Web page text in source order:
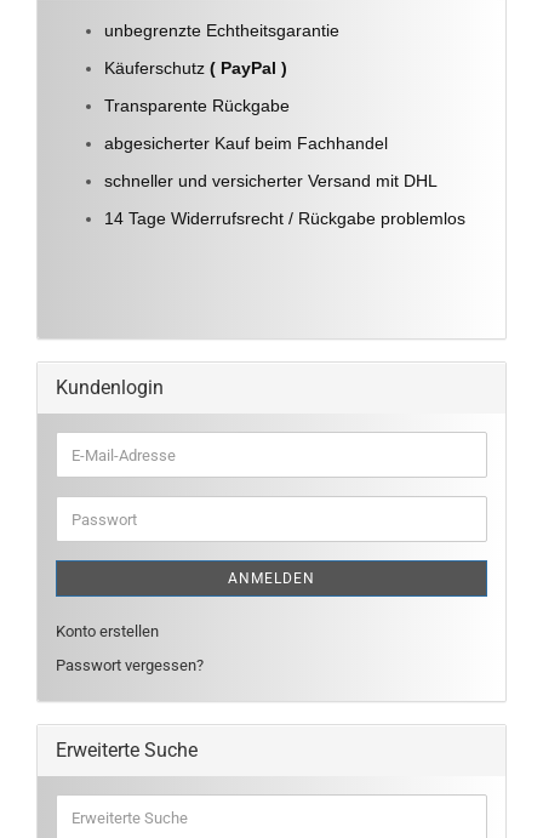
unbegrenzte Echtheitsgarantie
Käuferschutz ( PayPal )
Transparente Rückgabe
abgesicherter Kauf beim Fachhandel
schneller und versicherter Versand mit DHL
14 Tage Widerrufsrecht / Rückgabe problemlos
Kundenlogin
E-
Mail-
Adresse
Passwort
ANMELDEN
Konto erstellen
Passwort vergessen?
Erweiterte Suche
Suche